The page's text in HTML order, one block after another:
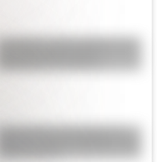
San Martín y Simón Bolívar: así
Buenos Aires al principio del